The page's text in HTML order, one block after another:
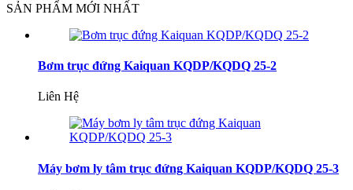
SẢN PHẨM MỚI NHẤT
Bơm trục đứng Kaiquan KQDP/KQDQ 25-2
Liên Hệ
Máy bơm ly tâm trục đứng Kaiquan KQDP/KQDQ 25-3